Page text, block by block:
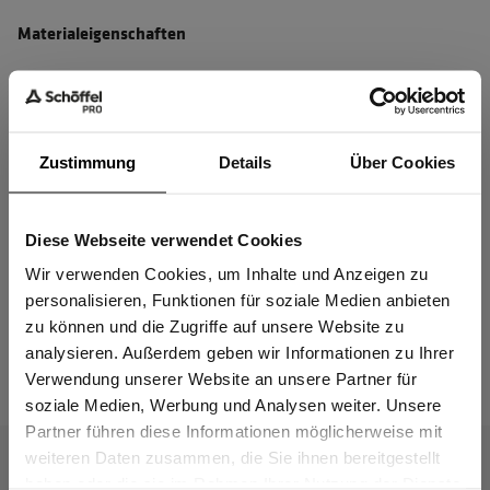
Zustimmung Details Über Cookies
Diese Webseite verwendet Cookies
Wir verwenden Cookies, um Inhalte und Anzeigen zu
personalisieren, Funktionen für soziale Medien anbieten
zu können und die Zugriffe auf unsere Website zu
analysieren. Außerdem geben wir Informationen zu Ihrer
Verwendung unserer Website an unsere Partner für
soziale Medien, Werbung und Analysen weiter. Unsere
Partner führen diese Informationen möglicherweise mit
weiteren Daten zusammen, die Sie ihnen bereitgestellt
Materialeigenschaften
4-Wege-Stretch
Schnelltrocknend
Wasserabweisend
Kein Einsatz von PFAS
Material & Pflege
Passform
Sind Sie
Gewerbetreibender?
Ich bestätige, dass ich Gewerbetreibender bin. Alle
Preise werden netto ausgewiesen.